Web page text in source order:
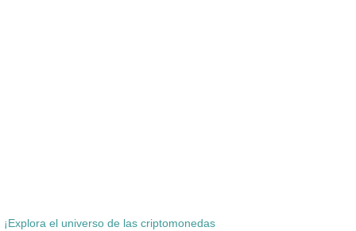
¡Explora el universo de las criptomonedas